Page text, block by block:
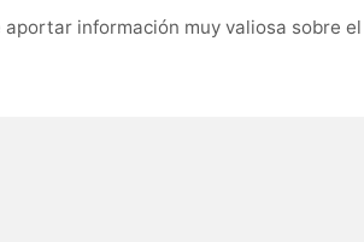
información muy valiosa sobre